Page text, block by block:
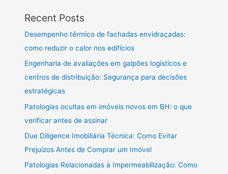
Recent Posts
Desempenho térmico de fachadas envidraçadas:
como reduzir o calor nos edifícios
Engenharia de avaliações em galpões logísticos e
centros de distribuição: Segurança para decisões
estratégicas
Patologias ocultas em imóveis novos em BH: o que
verificar antes de assinar
Due Diligence Imobiliária Técnica: Como Evitar
Prejuízos Antes de Comprar um Imóvel
Patologias Relacionadas à Impermeabilização: Como